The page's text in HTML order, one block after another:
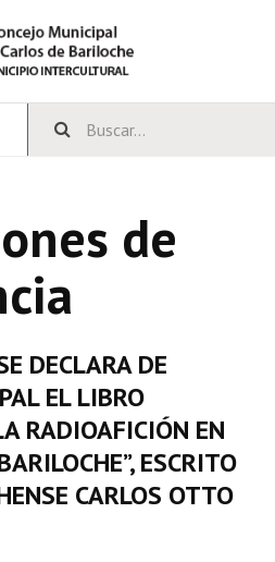
de
DECLARA DE
EL LIBRO
RADIOAFICIÓN EN
ESCRITO
CARLOS OTTO